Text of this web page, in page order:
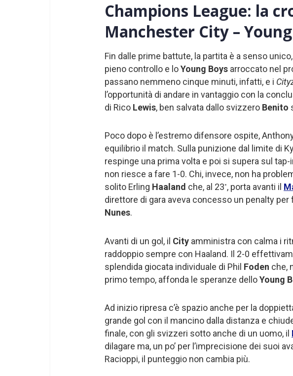
Champions League: la
Manchester City –
Fin dalle prime battute, la partita è a senso
pieno controllo e loYoung Boys arroccato nel
passano nemmeno cinque minuti, infatti, e i
l’opportunità di andare in vantaggio con la
di Rico Lewis, ben salvata dallo svizzero Benito
Poco dopo è l’estremo difensore ospite,
equilibrio il match. Sulla punizione dal limite di
respinge una prima volta e poi si supera sul tap-
non riesce a fare 1-0. Chi, invece, non ha
solito Erling Haaland che, al 23°, porta avanti il
direttore di gara aveva concesso un penalty per
Nunes.
Avanti di un gol, il City amministra con calma i
raddoppio sempre con Haaland. Il 2-0
splendida giocata individuale di Phil Foden che,
primo tempo, affonda le speranze delloYoung
Ad inizio ripresa c’è spazio anche per la
grande gol con il mancino dalla distanza e
finale, con gli svizzeri sotto anche di un uomo, il
dilagare ma, un po’ per l’imprecisione dei suoi
Racioppi, il punteggio non cambia più.